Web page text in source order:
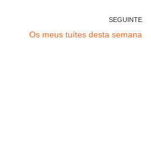
SEGUINTE
Os meus tuítes desta semana